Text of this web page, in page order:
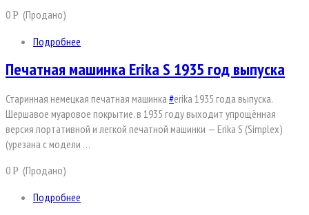
0Р (Продано)
Подробнее
Печатная машинка Erika S 1935 год выпуска
Старинная немецкая печатная машинка #erika 1935 года выпуска.
Шершавое муаровое покрытие. в 1935 году выходит упрощённая
версия портативной и легкой печатной машинки — Erika S (Simplex)
(урезана с модели …
0Р (Продано)
Подробнее